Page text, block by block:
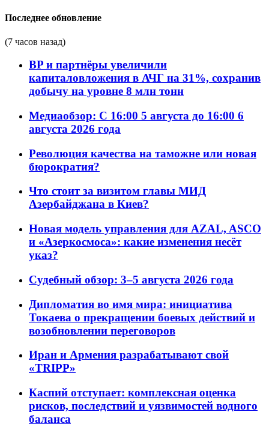
Последнее обновление
(7 часов назад)
BP и партнёры увеличили
капиталовложения в АЧГ на 31%, сохранив
добычу на уровне 8 млн тонн
Медиаобзор: С 16:00 5 августа до 16:00 6
августа 2026 года
Революция качества на таможне или новая
бюрократия?
Что стоит за визитом главы МИД
Азербайджана в Киев?
Новая модель управления для AZAL, ASCO
и «Азеркосмоса»: какие изменения несёт
указ?
Судебный обзор: 3–5 августа 2026 года
Дипломатия во имя мира: инициатива
Токаева о прекращении боевых действий и
возобновлении переговоров
Иран и Армения разрабатывают свой
«TRIPP»
Каспий отступает: комплексная оценка
рисков, последствий и уязвимостей водного
баланса